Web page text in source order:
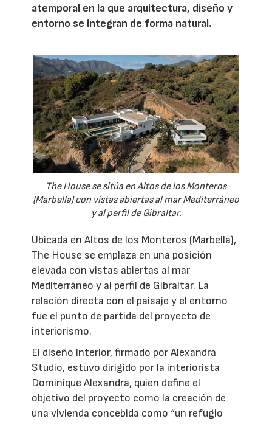
atemporal en la que arquitectura, diseño y
entorno se integran de forma natural.
The House se sitúa en Altos de los Monteros
(Marbella) con vistas abiertas al mar Mediterráneo
y al perfil de Gibraltar.
Ubicada en Altos de los Monteros (Marbella),
The House se emplaza en una posición
elevada con vistas abiertas al mar
Mediterráneo y al perfil de Gibraltar. La
relación directa con el paisaje y el entorno
fue el punto de partida del proyecto de
interiorismo.
El diseño interior, firmado por Alexandra
Studio, estuvo dirigido por la interiorista
Dominique Alexandra, quien define el
objetivo del proyecto como la creación de
una vivienda concebida como “un refugio